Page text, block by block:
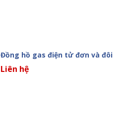
Đồng hồ gas điện tử đơn và đôi
Liên hệ